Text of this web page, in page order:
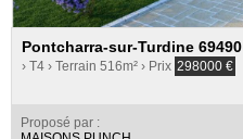
Pontcharra-sur-Turdine 69490
› T4 › Terrain 516m² › Prix 298000 €
Proposé par :